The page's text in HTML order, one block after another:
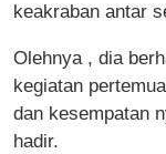
keakraban antar
Olehnya , dia
kegiatan
dan kesempatan
hadir.